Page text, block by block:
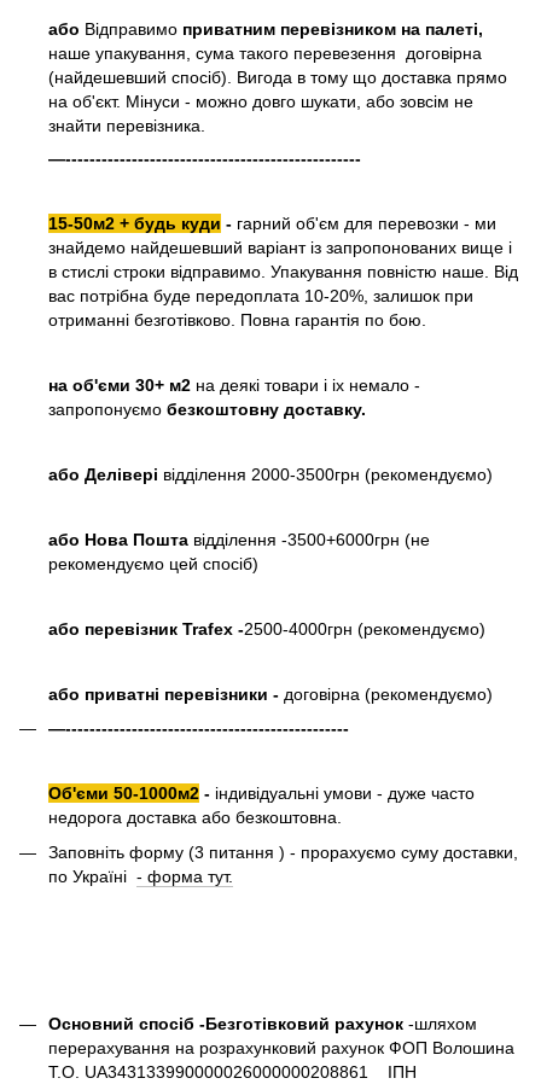
або Відправимо приватним перевізником на палеті,
наше упакування, сума такого перевезення договірна
(найдешевший спосіб). Вигода в тому що доставка прямо
на об'єкт. Мінуси - можно довго шукати, або зовсім не
знайти перевізника.
—-------------------------------------------------
15-50м2 + будь куди - гарний об'єм для перевозки - ми
знайдемо найдешевший варіант із запропонованих вище і
в стислі строки відправимо. Упакування повністю наше. Від
вас потрібна буде передоплата 10-20%, залишок при
отриманні безготівково. Повна гарантія по бою.
на об'єми 30+ м2 на деякі товари і іх немало -
запропонуємо безкоштовну доставку.
або Делівері відділення 2000-3500грн (рекомендуємо)
або Нова Пошта відділення -3500+6000грн (не
рекомендуємо цей спосіб)
або перевізник Trafex -2500-4000грн (рекомендуємо)
або приватні перевізники - договірна (рекомендуємо)
—-----------------------------------------------
Об'єми 50-1000м2 - індивідуальні умови - дуже часто
недорога доставка або безкоштовна.
Заповніть форму (3 питання ) - прорахуємо суму доставки,
по Україні - форма тут.
Основний спосіб -Безготівковий рахунок -шляхом
перерахування на розрахунковий рахунок ФОП Волошина
Т.О. UA343133990000026000000208861 ІПН